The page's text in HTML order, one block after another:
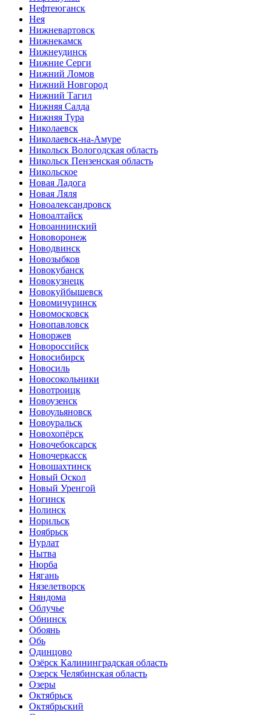
Нефтеюганск
Нея
Нижневартовск
Нижнекамск
Нижнеудинск
Нижние Серги
Нижний Ломов
Нижний Новгород
Нижний Тагил
Нижняя Салда
Нижняя Тура
Николаевск
Николаевск-на-Амуре
Никольск Вологодская область
Никольск Пензенская область
Никольское
Новая Ладога
Новая Ляля
Новоалександровск
Новоалтайск
Новоаннинский
Нововоронеж
Новодвинск
Новозыбков
Новокубанск
Новокузнецк
Новокуйбышевск
Новомичуринск
Новомосковск
Новопавловск
Новоржев
Новороссийск
Новосибирск
Новосиль
Новосокольники
Новотроицк
Новоузенск
Новоульяновск
Новоуральск
Новохопёрск
Новочебоксарск
Новочеркасск
Новошахтинск
Новый Оскол
Новый Уренгой
Ногинск
Нолинск
Норильск
Ноябрьск
Нурлат
Нытва
Нюрба
Нягань
Нязелетворск
Няндома
Облучье
Обнинск
Обоянь
Обь
Одинцово
Озёрск Калининградская область
Озерск Челябинская область
Озеры
Октябрьск
Октябрьский